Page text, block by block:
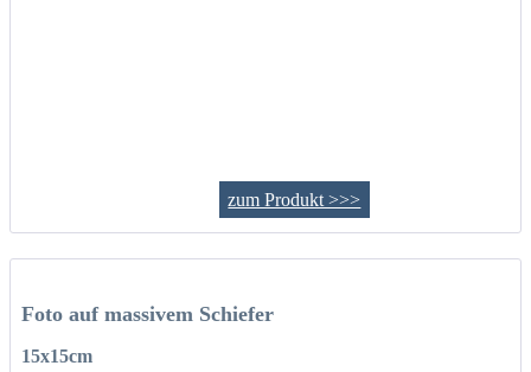
zum Produkt >>>
Foto auf massivem Schiefer
15x15cm